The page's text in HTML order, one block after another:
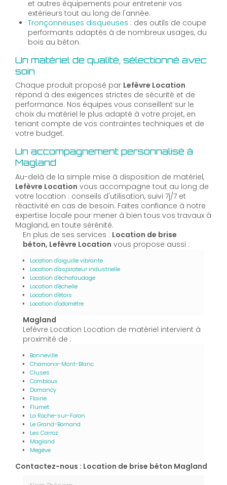
et autres équipements pour entretenir vos
extérieurs tout au long de l'année.
Tronçonneuses disqueuses : des outils de coupe
performants adaptés à de nombreux usages, du
bois au béton.
Un matériel de qualité, sélectionné avec
soin
Chaque produit proposé par Lefèvre Location
répond à des exigences strictes de sécurité et de
performance. Nos équipes vous conseillent sur le
choix du matériel le plus adapté à votre projet, en
tenant compte de vos contraintes techniques et de
votre budget.
Un accompagnement personnalisé à
Magland
Au-delà de la simple mise à disposition de matériel,
Lefèvre Location vous accompagne tout au long de
votre location : conseils d'utilisation, suivi 7j/7 et
réactivité en cas de besoin. Faites confiance à notre
expertise locale pour mener à bien tous vos travaux à
Magland, en toute sérénité.
En plus de ses services : Location de brise
béton, Lefèvre Location vous propose aussi :
Location d'aiguille vibrante
Location d'aspirateur industrielle
Location d'échafaudage
Location d'échelle
Location d'étais
Location d'odomètre
Magland
Lefèvre Location Location de matériel intervient à
proximité de :
Bonneville
Chamonix-Mont-Blanc
Cluses
Combloux
Domancy
Flaine
Flumet
La Roche-sur-Foron
Le Grand-Bornand
Les Carroz
Magland
Megève
Contactez-nous : Location de brise béton Magland